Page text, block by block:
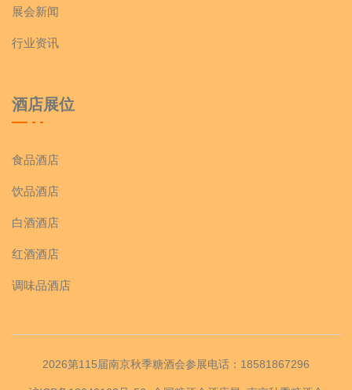
展会新闻
行业资讯
酒店展位
食品酒店
饮品酒店
白酒酒店
红酒酒店
调味品酒店
2026第115届南京秋季糖酒会参展电话：18581867296